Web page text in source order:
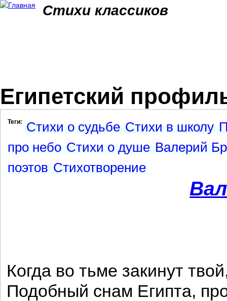
Стихи классиков
Египетский
Теги: Стихи о судьбе Стихи в школу
про небо Стихи о душе Валерий
поэтов Стихотворение
Когда во тьме закинут
Подобный снам Египта,